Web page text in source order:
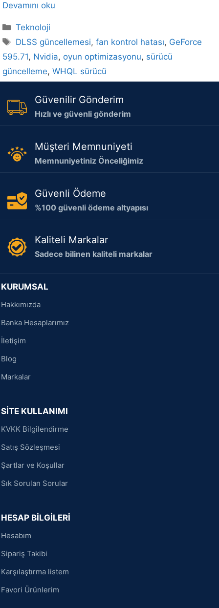
Devamını oku
Kategoriler
Teknoloji
Etiketler
DLSS güncellemesi,fan kontrol hatası, GeForce
595.71, Nvidia, oyun optimizasyonu, sürücü
güncelleme, WHQL sürücü
Güvenilir Gönderim
Hızlı ve güvenli gönderim
Müşteri Memnuniyeti
Memnuniyetiniz Önceliğimiz
Güvenli Ödeme
%100 güvenli ödeme altyapısı
Kaliteli Markalar
Sadece bilinen kaliteli markalar
KURUMSAL
Hakkımızda
Banka Hesaplarımız
İletişim
Blog
Markalar
SİTE KULLANIMI
KVKK Bilgilendirme
Satış Sözleşmesi
Şartlar ve Koşullar
Sık Sorulan Sorular
HESAP BİLGİLERİ
Hesabım
Sipariş Takibi
Karşılaştırma listem
Favori Ürünlerim